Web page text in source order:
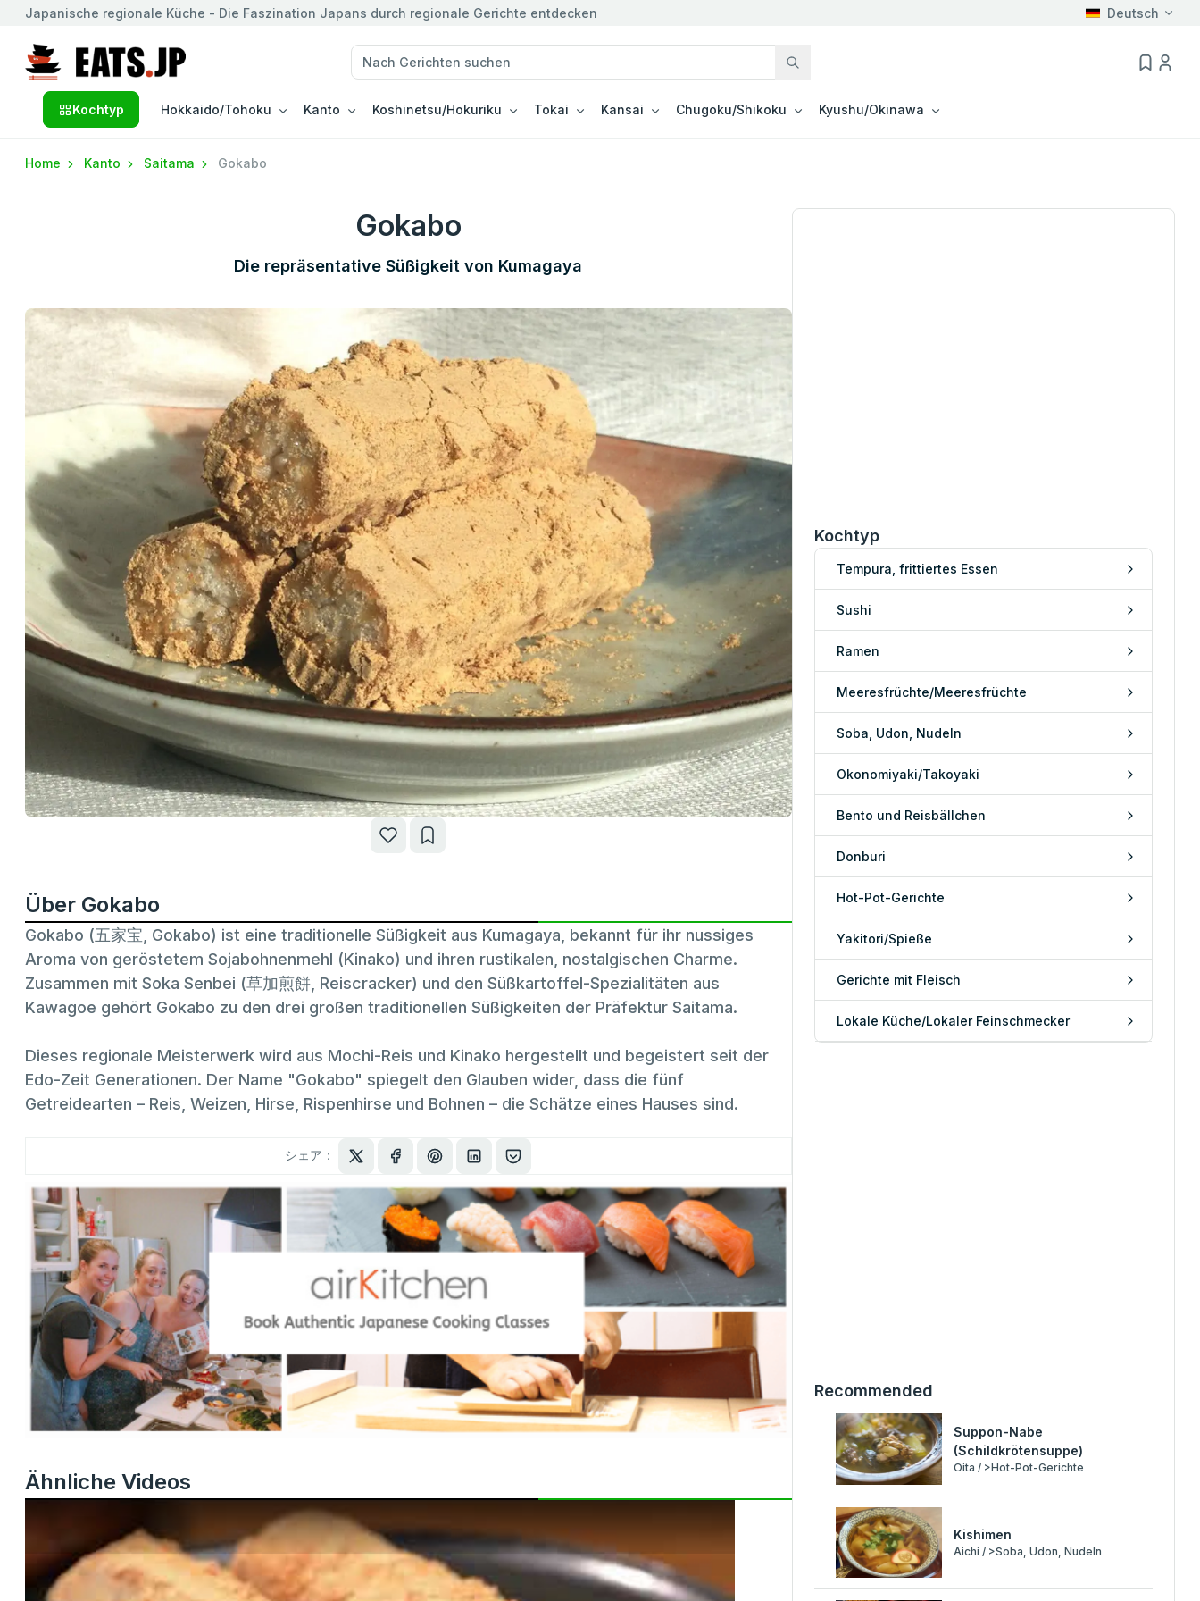
Japanische regionale Küche - Die Faszination Japans durch regionale Gerichte entdecken Deutsch
Kochtyp Hokkaido/Tohoku Kanto Koshinetsu/Hokuriku Tokai Kansai Chugoku/Shikoku Kyushu/Okinawa
Home Kanto Saitama Gokabo
Gokabo
Die repräsentative Süßigkeit von Kumagaya
Über Gokabo
Gokabo (五家宝, Gokabo) ist eine traditionelle Süßigkeit aus Kumagaya, bekannt für ihr nussiges
Aroma von geröstetem Sojabohnenmehl (Kinako) und ihren rustikalen, nostalgischen Charme.
Zusammen mit Soka Senbei (草加煎餅, Reiscracker) und den Süßkartoffel-Spezialitäten aus
Kawagoe gehört Gokabo zu den drei großen traditionellen Süßigkeiten der Präfektur Saitama.
Dieses regionale Meisterwerk wird aus Mochi-Reis und Kinako hergestellt und begeistert seit der
Edo-Zeit Generationen. Der Name "Gokabo" spiegelt den Glauben wider, dass die fünf
Getreidearten – Reis, Weizen, Hirse, Rispenhirse und Bohnen – die Schätze eines Hauses sind.
シェア：
Ähnliche Videos
Kochtyp
Tempura, frittiertes Essen
Sushi
Ramen
Meeresfrüchte/Meeresfrüchte
Soba, Udon, Nudeln
Okonomiyaki/Takoyaki
Bento und Reisbällchen
Donburi
Hot-Pot-Gerichte
Yakitori/Spieße
Gerichte mit Fleisch
Lokale Küche/Lokaler Feinschmecker
Recommended
Suppon-Nabe
(Schildkrötensuppe)
Oita / >Hot-Pot-Gerichte
Kishimen
Aichi / >Soba, Udon, Nudeln